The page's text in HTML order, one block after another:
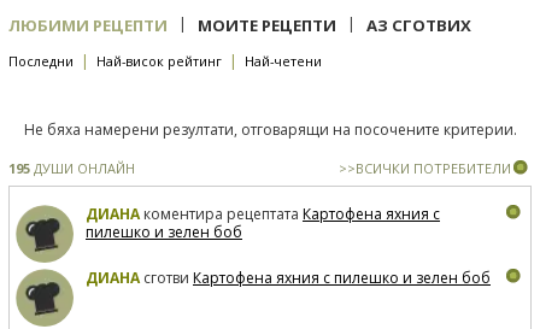
ЛЮБИМИ РЕЦЕПТИ | МОИТЕ РЕЦЕПТИ | АЗ СГОТВИХ
Последни | Най-висок рейтинг | Най-четени
Не бяха намерени резултати, отговарящи на посочените критерии.
195 ДУШИ ОНЛАЙН >>ВСИЧКИ ПОТРЕБИТЕЛИ
ДИАНАкоментира рецептата Картофена яхния с
пилешко и зелен боб
ДИАНАсготви Картофена яхния с пилешко и зелен боб